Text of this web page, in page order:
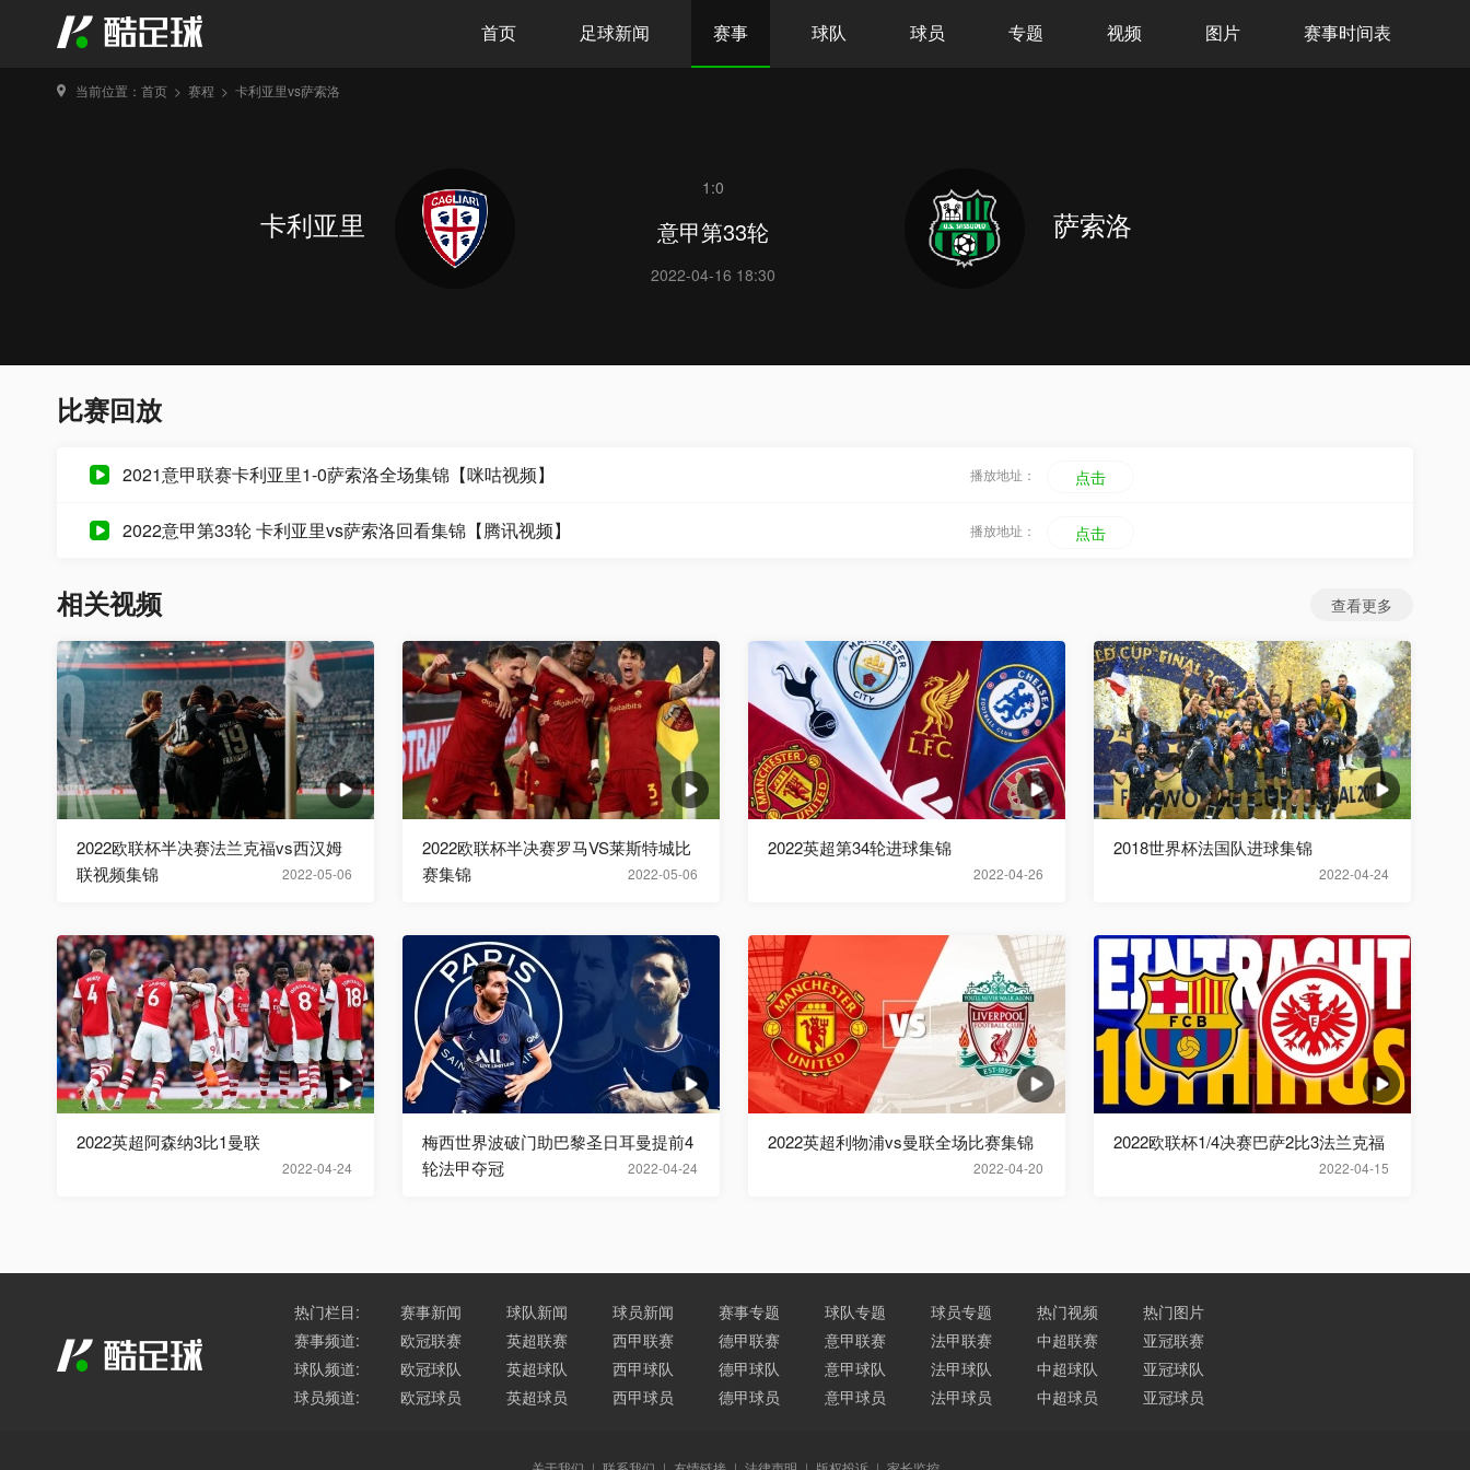
首页 足球新闻 赛事 球队 球员 专题 视频 图片 赛事时间表
当前位置： 首页 > 赛程 > 卡利亚里vs萨索洛
卡利亚里
1:0
意甲第33轮
2022-04-16 18:30
萨索洛
比赛回放
2021意甲联赛卡利亚里1-0萨索洛全场集锦【咪咕视频】 播放地址： 点击
2022意甲第33轮 卡利亚里vs萨索洛回看集锦【腾讯视频】 播放地址： 点击
相关视频 查看更多
2022-05-06
2022欧联杯半决赛法兰克福vs西汉姆
联视频集锦
2022-05-06
2022欧联杯半决赛罗马VS莱斯特城比
赛集锦
2022-04-26
2022英超第34轮进球集锦
2022-04-24
2018世界杯法国队进球集锦
2022-04-24
2022英超阿森纳3比1曼联
2022-04-24
梅西世界波破门助巴黎圣日耳曼提前4
轮法甲夺冠
2022-04-20
2022英超利物浦vs曼联全场比赛集锦
2022-04-15
2022欧联杯1/4决赛巴萨2比3法兰克福
热门栏目: 赛事新闻 球队新闻 球员新闻 赛事专题 球队专题 球员专题 热门视频
热门图片
赛事频道:
欧冠联赛 英超联赛 西甲联赛 德甲联赛 意甲联赛 法甲联赛 中超联赛
亚冠联赛
球队频道:
欧冠球队 英超球队 西甲球队 德甲球队 意甲球队 法甲球队 中超球队
亚冠球队
球员频道:
欧冠球员 英超球员 西甲球员 德甲球员 意甲球员 法甲球员 中超球员 亚冠球员